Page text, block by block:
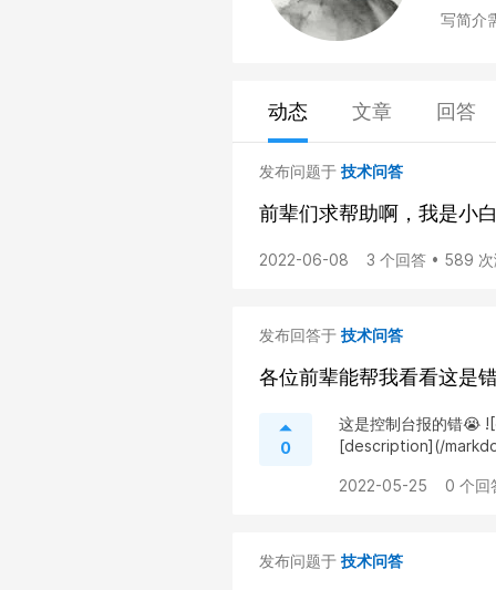
写简介
动态 文章 回答
发布问题于 技术问答
前辈们求帮助啊，我是小
2022-06-08 3 个回答 • 589
发布回答于 技术问答
各位前辈能帮我看看这是
0
这是控制台报的错
[description](/
2022-05-25 0 个回
发布问题于 技术问答